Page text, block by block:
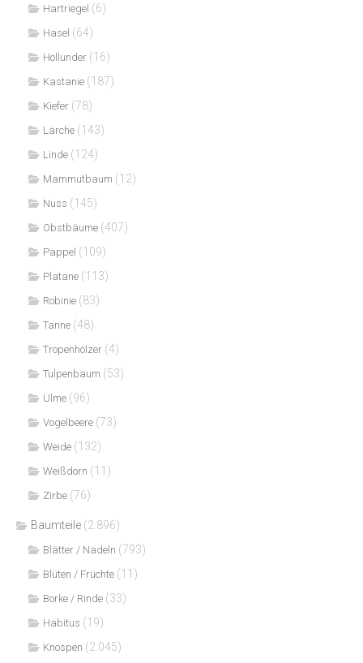
Hartriegel (6)
Hasel (64)
Hollunder (16)
Kastanie (187)
Kiefer (78)
Lärche (143)
Linde (124)
Mammutbaum (12)
Nuss (145)
Obstbäume (407)
Pappel (109)
Platane (113)
Robinie (83)
Tanne (48)
Tropenhölzer (4)
Tulpenbaum (53)
Ulme (96)
Vogelbeere (73)
Weide (132)
Weißdorn (11)
Zirbe (76)
Baumteile (2.896)
Blätter / Nadeln (793)
Blüten / Früchte (11)
Borke / Rinde (33)
Habitus (19)
Knospen (2.045)